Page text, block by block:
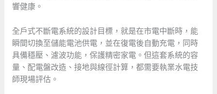
響健康。
全戶式不斷電系統的設計目標，就是在市電中斷時，能
瞬間切換至儲能電池供電，並在復電後自動充電，同時
具備穩壓、濾波功能，保護精密家電。但這套系統的容
量、配電盤改造、接地與線徑計算，都需要執業水電技
師現場評估。